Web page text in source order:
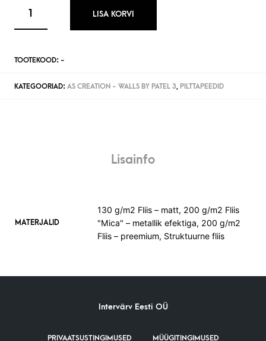
LISA KORVI
TOOTEKOOD: -
KATEGOORIAD: AS CREATION - WALLS BY PATEL 3, PILTTAPEEDID
Lisainfo
MATERJALID
130 g/m2 Fliis – matt, 200 g/m2 Fliis
"Mica" – metallik efektiga, 200 g/m2
Fliis – preemium, Struktuurne fliis
Intervärv Eesti OÜ
PRIVAATSUSTINGIMUSED MÜÜGITINGIMUSED